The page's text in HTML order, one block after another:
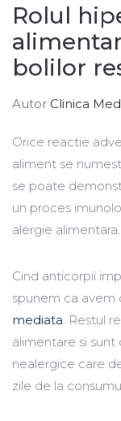
Rolul
bolilor
Autor Clinica
Orice reactie
aliment se
se poate
un proces
alergie alimentara.
Cind anticorpii
spunem ca avem
mediata . Restul
alimentare si
nealergice care
zile de la